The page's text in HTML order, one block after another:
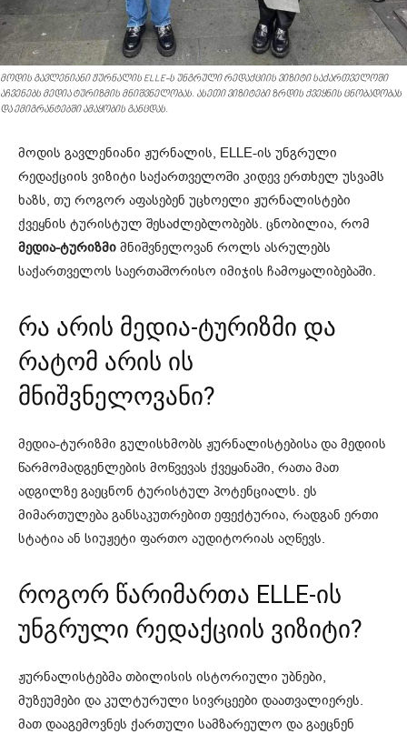
მოდის გავლენიანი ჟურნალის ELLE-ს უნგრული რედაქციის ვიზიტი საქართველოში
აჩვენებს მედია ტურიზმის მნიშვნელობას. ასეთი ვიზიტები ზრდის ქვეყნის ცნობადობას
და ემიგრანტებში ამაყობის განცდას.
მოდის გავლენიანი ჟურნალის, ELLE-ის უნგრული
რედაქციის ვიზიტი საქართველოში კიდევ ერთხელ უსვამს
ხაზს, თუ როგორ აფასებენ უცხოელი ჟურნალისტები
ქვეყნის ტურისტულ შესაძლებლობებს. ცნობილია, რომ
მედია-ტურიზმი მნიშვნელოვან როლს ასრულებს
საქართველოს საერთაშორისო იმიჯის ჩამოყალიბებაში.
რა არის მედია-ტურიზმი და
რატომ არის ის
მნიშვნელოვანი?
მედია-ტურიზმი გულისხმობს ჟურნალისტებისა და მედიის
წარმომადგენლების მოწვევას ქვეყანაში, რათა მათ
ადგილზე გაეცნონ ტურისტულ პოტენციალს. ეს
მიმართულება განსაკუთრებით ეფექტურია, რადგან ერთი
სტატია ან სიუჟეტი ფართო აუდიტორიას აღწევს.
როგორ წარიმართა ELLE-ის
უნგრული რედაქციის ვიზიტი?
ჟურნალისტებმა თბილისის ისტორიული უბნები,
მუზეუმები და კულტურული სივრცეები დაათვალიერეს.
მათ დააგემოვნეს ქართული სამზარეულო და გაეცნენ